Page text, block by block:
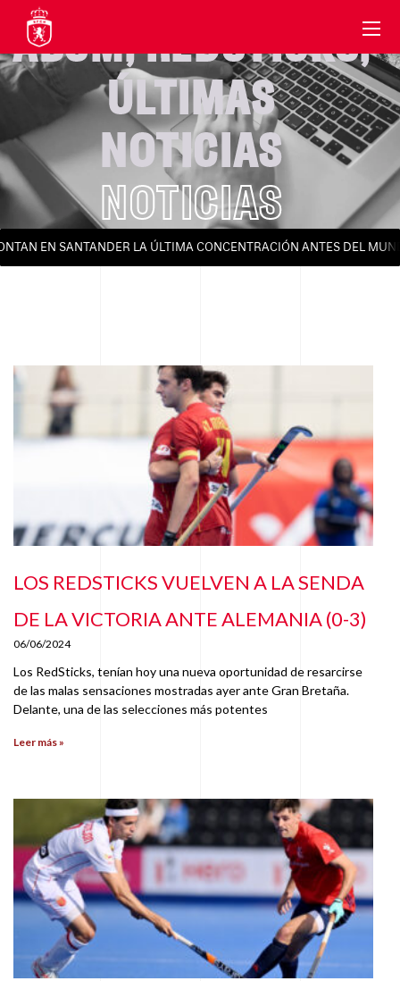
ABSM,REDSTICKS,
ÚLTIMAS
NOTICIAS
NOTICIAS
EN SANTANDER LA ÚLTIMA CONCENTRACIÓN ANTES DEL
LOS REDSTICKS VUELVEN A LA SENDA
DE LA VICTORIA ANTE ALEMANIA (0-3)
06/06/2024
Los RedSticks, tenían hoy una nueva oportunidad de resarcirse
de las malas sensaciones mostradas ayer ante Gran Bretaña.
Delante, una de las selecciones más potentes
Leer más »